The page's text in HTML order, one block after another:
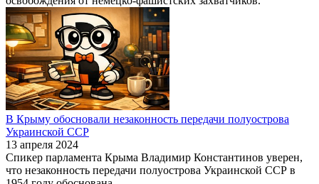
В Крыму обосновали незаконность передачи полуострова
Украинской ССР
13 апреля 2024
Спикер парламента Крыма Владимир Константинов уверен,
что незаконность передачи полуострова Украинской ССР в